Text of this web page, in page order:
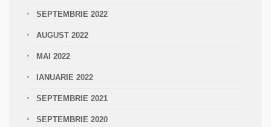
SEPTEMBRIE 2022
AUGUST 2022
MAI 2022
IANUARIE 2022
SEPTEMBRIE 2021
SEPTEMBRIE 2020